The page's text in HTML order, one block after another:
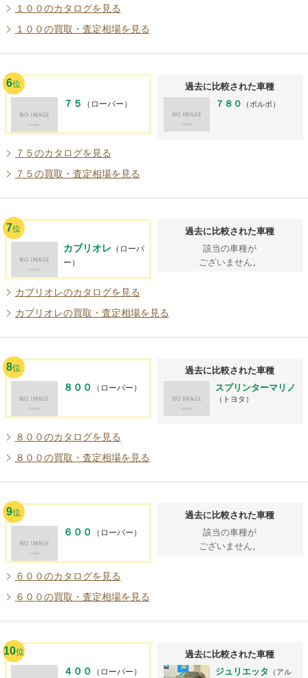
１００のカタログを見る
１００の買取・査定相場を見る
6位
７５ （ローバー）
過去に比較された車種
７８０
（ボルボ）
７５のカタログを見る
７５の買取・査定相場を見る
7位
カブリオレ （ローバ
ー）
過去に比較された車種
該当の車種が
ございません。
カブリオレのカタログを見る
カブリオレの買取・査定相場を見る
8位
８００ （ローバー）
過去に比較された車種
スプリンターマリノ
（トヨタ）
８００のカタログを見る
８００の買取・査定相場を見る
9位
６００ （ローバー）
過去に比較された車種
該当の車種が
ございません。
６００のカタログを見る
６００の買取・査定相場を見る
10位
４００ （ローバー）
過去に比較された車種
ジュリエッタ （アル